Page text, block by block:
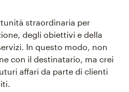
straordinaria per
degli obiettivi e della
In questo modo, non
con il destinatario, ma crei
affari da parte di clienti